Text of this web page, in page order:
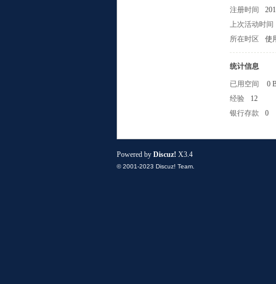
注册时间
上次活动时间
所在时区
使
统计信息
已用空间 0
经验
12
银行存款
0
Powered by Discuz! X3.4
© 2001-2023 Discuz! Team